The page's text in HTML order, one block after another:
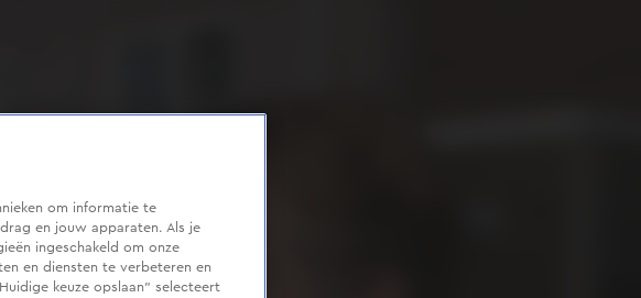
om informatie te
en jouw apparaten. Als je
ingeschakeld om onze
en diensten te verbeteren en
keuze opslaan” selecteert